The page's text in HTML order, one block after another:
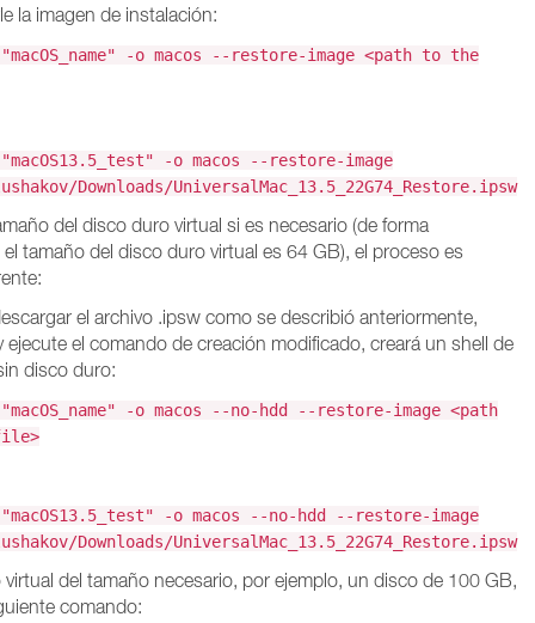
la imagen de instalación:
-o macos --restore-image <path to the
-o macos --restore-image
Downloads/UniversalMac_13.5_22G74_Restore.ipsw
del disco duro virtual si es necesario (de forma
tamaño del disco duro virtual es 64 GB), el proceso es
el archivo .ipsw como se describió anteriormente,
ejecute el comando de creación modificado, creará un shell de
disco duro:
-o macos --no-hdd --restore-image <path
-o macos --no-hdd --restore-image
Downloads/UniversalMac_13.5_22G74_Restore.ipsw
del tamaño necesario, por ejemplo, un disco de 100 GB,
comando: